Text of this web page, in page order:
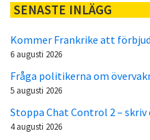
SENASTE INLÄGG
Kommer Frankrike att
6 augusti 2026
Fråga politikerna om
5 augusti 2026
Stoppa Chat Control 2 – skriv
4 augusti 2026